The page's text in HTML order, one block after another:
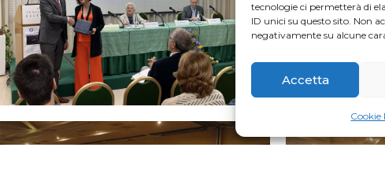
tecnologie ci permetterà di
ID unici su questo sito. Non
negativamente su alcune
Accetta
Cookie